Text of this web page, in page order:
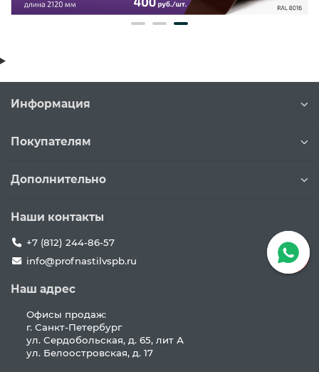
Информация
Покупателям
Дополнительно
Наши контакты
+7 (812) 244-86-57
info@profnastilvspb.ru
Наш адрес
Офисы продаж:
г. Санкт-Петербург
ул. Сердобольская, д. 65, лит А
ул. Белоостровская, д. 17